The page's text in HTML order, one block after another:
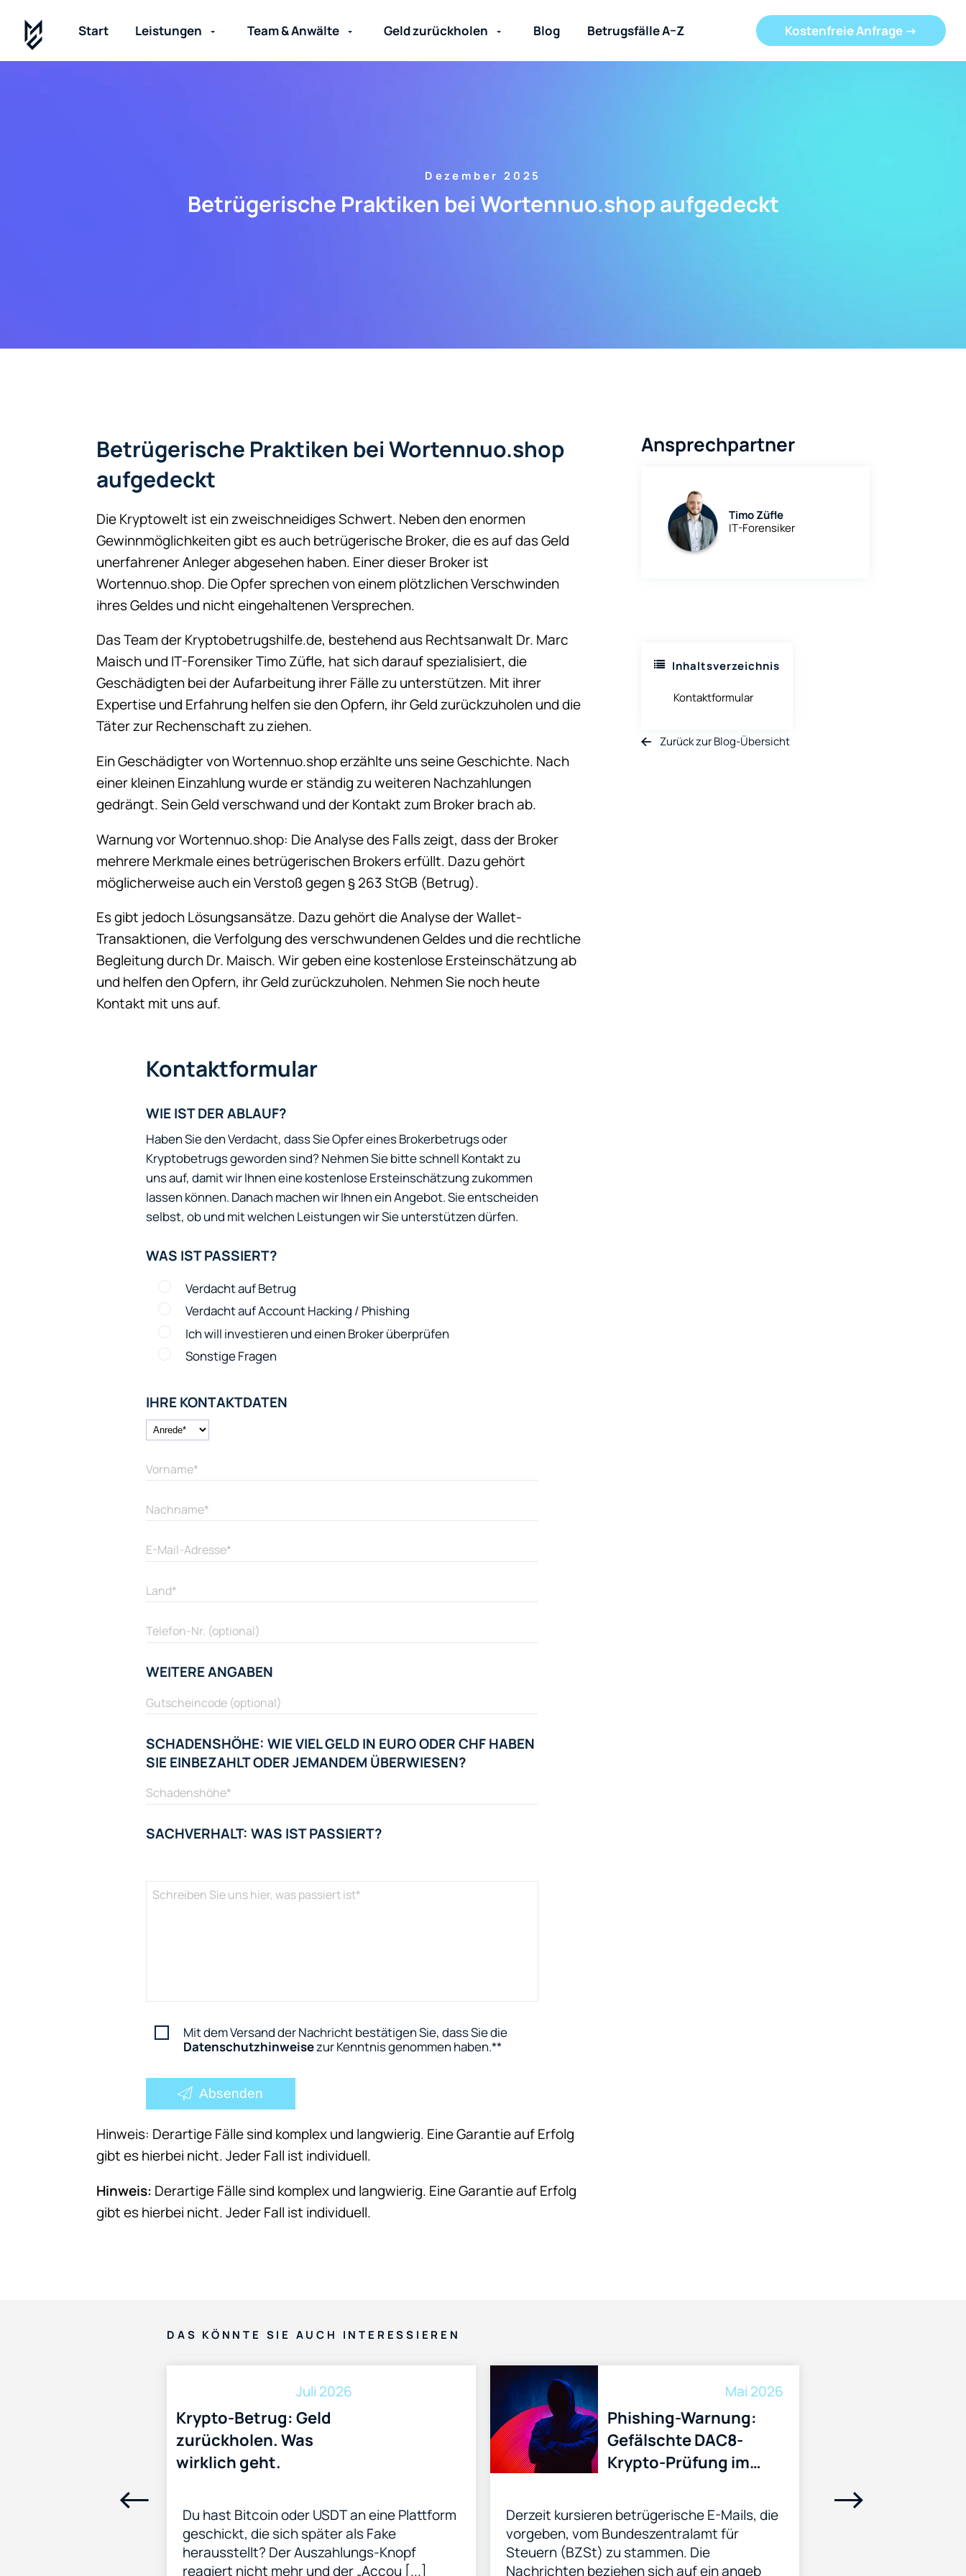
Start Leistungen Team & Anwälte Geld zurückholen Blog Betrugsfälle A–Z Kostenfreie Anfrage ->
Dezember 2025
Betrügerische Praktiken bei Wortennuo.shop aufgedeckt
Betrügerische Praktiken bei Wortennuo.shop
aufgedeckt
Die Kryptowelt ist ein zweischneidiges Schwert. Neben den enormen
Gewinnmöglichkeiten gibt es auch betrügerische Broker, die es auf das Geld
unerfahrener Anleger abgesehen haben. Einer dieser Broker ist
Wortennuo.shop. Die Opfer sprechen von einem plötzlichen Verschwinden
ihres Geldes und nicht eingehaltenen Versprechen.
Das Team der Kryptobetrugshilfe.de, bestehend aus Rechtsanwalt Dr. Marc
Maisch und IT-Forensiker Timo Züfle, hat sich darauf spezialisiert, die
Geschädigten bei der Aufarbeitung ihrer Fälle zu unterstützen. Mit ihrer
Expertise und Erfahrung helfen sie den Opfern, ihr Geld zurückzuholen und die
Täter zur Rechenschaft zu ziehen.
Ein Geschädigter von Wortennuo.shop erzählte uns seine Geschichte. Nach
einer kleinen Einzahlung wurde er ständig zu weiteren Nachzahlungen
gedrängt. Sein Geld verschwand und der Kontakt zum Broker brach ab.
Warnung vor Wortennuo.shop: Die Analyse des Falls zeigt, dass der Broker
mehrere Merkmale eines betrügerischen Brokers erfüllt. Dazu gehört
möglicherweise auch ein Verstoß gegen § 263 StGB (Betrug).
Es gibt jedoch Lösungsansätze. Dazu gehört die Analyse der Wallet-
Transaktionen, die Verfolgung des verschwundenen Geldes und die rechtliche
Begleitung durch Dr. Maisch. Wir geben eine kostenlose Ersteinschätzung ab
und helfen den Opfern, ihr Geld zurückzuholen. Nehmen Sie noch heute
Kontakt mit uns auf.
Kontaktformular
WIE IST DER ABLAUF?
Haben Sie den Verdacht, dass Sie Opfer eines Brokerbetrugs oder
Kryptobetrugs geworden sind? Nehmen Sie bitte schnell Kontakt zu
uns auf, damit wir Ihnen eine kostenlose Ersteinschätzung zukommen
lassen können. Danach machen wir Ihnen ein Angebot. Sie entscheiden
selbst, ob und mit welchen Leistungen wir Sie unterstützen dürfen.
WAS IST PASSIERT?
Verdacht auf Betrug
Verdacht auf Account Hacking / Phishing
Ich will investieren und einen Broker überprüfen
Sonstige Fragen
IHRE KONTAKTDATEN
WEITERE ANGABEN
SCHADENSHÖHE: WIE VIEL GELD IN EURO ODER CHF HABEN
SIE EINBEZAHLT ODER JEMANDEM ÜBERWIESEN?
SACHVERHALT: WAS IST PASSIERT?
Mit dem Versand der Nachricht bestätigen Sie, dass Sie die
Datenschutzhinweisezur Kenntnis genommen haben.*
Absenden
Hinweis: Derartige Fälle sind komplex und langwierig. Eine Garantie auf Erfolg
gibt es hierbei nicht. Jeder Fall ist individuell.
Hinweis: Derartige Fälle sind komplex und langwierig. Eine Garantie auf Erfolg
gibt es hierbei nicht. Jeder Fall ist individuell.
Ansprechpartner
Timo Züfle
IT-Forensiker
Inhaltsverzeichnis
Kontaktformular
Zurück zur Blog-Übersicht
DAS KÖNNTE SIE AUCH INTERESSIEREN
Juli 2026
Krypto-Betrug: Geld
zurückholen. Was
wirklich geht.
Du hast Bitcoin oder USDT an eine Plattform
geschickt, die sich später als Fake
herausstellt? Der Auszahlungs-Knopf
reagiert nicht mehr und der „Accou [...]
Mai 2026
Phishing-Warnung:
Gefälschte DAC8-
Krypto-Prüfung im
Bundeszentralamts für
Steuern
Derzeit kursieren betrügerische E-Mails, die
vorgeben, vom Bundeszentralamt für
Steuern (BZSt) zu stammen. Die
Nachrichten beziehen sich auf ein angeb